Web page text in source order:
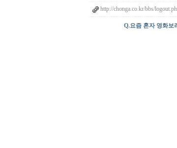
http://chonga.co.kr/bbs/
Q.요즘 혼자 영화보